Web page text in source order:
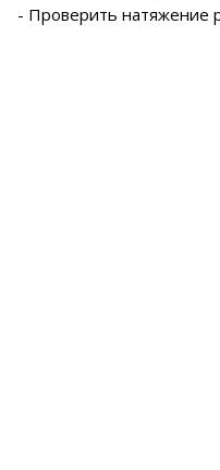
- Проверить натяжение